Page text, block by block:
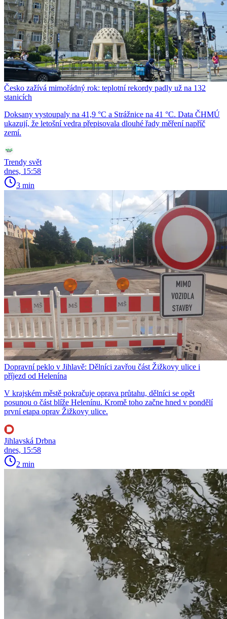
Česko zažívá mimořádný rok: teplotní rekordy padly už na 132
stanicích
Doksany vystoupaly na 41,9 °C a Strážnice na 41 °C. Data ČHMÚ
ukazují, že letošní vedra přepisovala dlouhé řady měření napříč
zemí.
Trendy svět
dnes, 15:58
3 min
Dopravní peklo v Jihlavě: Dělníci zavřou část Žižkovy ulice i
příjezd od Helenína
V krajském městě pokračuje oprava průtahu, dělníci se opět
posunou o část blíže Helenínu. Kromě toho začne hned v pondělí
první etapa oprav Žižkovy ulice.
Jihlavská Drbna
dnes, 15:58
2 min